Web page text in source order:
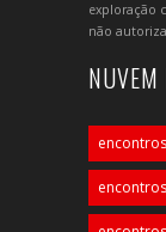
exploração
não
NUVEM